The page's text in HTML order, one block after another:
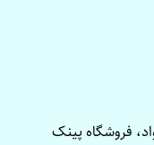
فروشگاه پینک